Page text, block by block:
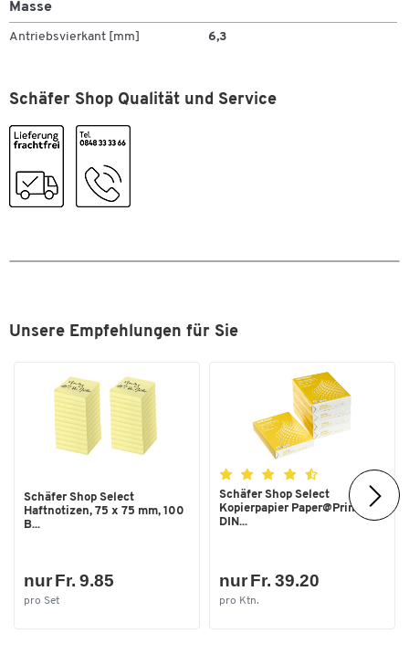
Masse
Antriebsvierkant [mm] 6,3
Schäfer Shop Qualität und Service
Unsere Empfehlungen für Sie
Schäfer Shop Select
Haftnotizen, 75 x 75 mm, 100
B...
nur Fr. 9.85
pro Set
Schäfer Shop Select
Kopierpapier Paper@Print,
DIN...
nur Fr. 39.20
pro Ktn.